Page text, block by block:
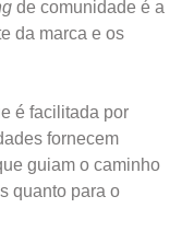
de comunidade é a
da marca e os
é facilitada por
fornecem
guiam o caminho
quanto para o